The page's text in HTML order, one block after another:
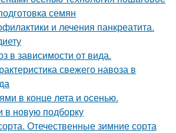
семян
и лечения панкреатита.
в зависимости от вида.
свежего навоза в
в конце лета и осенью.
в новую подборку
Отечественные зимние сорта